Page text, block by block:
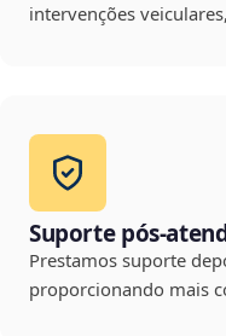
intervenções
Suporte pós-
Prestamos suporte
proporcionando mais